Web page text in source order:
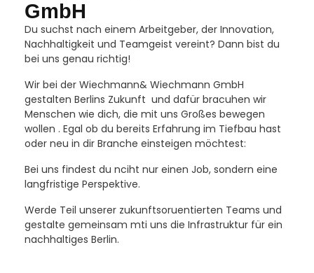
GmbH
Du suchst nach einem Arbeitgeber, der Innovation,
Nachhaltigkeit und Teamgeist vereint? Dann bist du
bei uns genau richtig!
Wir bei der Wiechmann& Wiechmann GmbH
gestalten Berlins Zukunft und dafür bracuhen wir
Menschen wie dich, die mit uns Großes bewegen
wollen . Egal ob du bereits Erfahrung im Tiefbau hast
oder neu in dir Branche einsteigen möchtest:
Bei uns findest du nciht nur einen Job, sondern eine
langfristige Perspektive.
Werde Teil unserer zukunftsoruentierten Teams und
gestalte gemeinsam mti uns die Infrastruktur für ein
nachhaltiges Berlin.